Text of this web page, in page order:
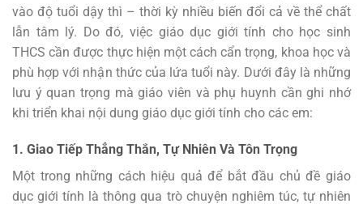
vào độ tuổi dậy thì – thời kỳ nhiều biến đổi cả về thể chất
lẫn tâm lý. Do đó, việc giáo dục giới tính cho học sinh
THCS cần được thực hiện một cách cẩn trọng, khoa học và
phù hợp với nhận thức của lứa tuổi này. Dưới đây là những
lưu ý quan trọng mà giáo viên và phụ huynh cần ghi nhớ
khi triển khai nội dung giáo dục giới tính cho các em:
1. Giao Tiếp Thẳng Thắn, Tự Nhiên Và Tôn Trọng
Một trong những cách hiệu quả để bắt đầu chủ đề giáo
dục giới tính là thông qua trò chuyện nghiêm túc, tự nhiên